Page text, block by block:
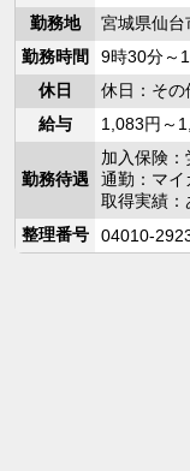
勤務地
宮城県仙台
勤務時間
9時30分～
休日
休日：その
給与
1,083円～
勤務待遇
加入保険
通勤：マイ
取得実績：
整理番号
04010-